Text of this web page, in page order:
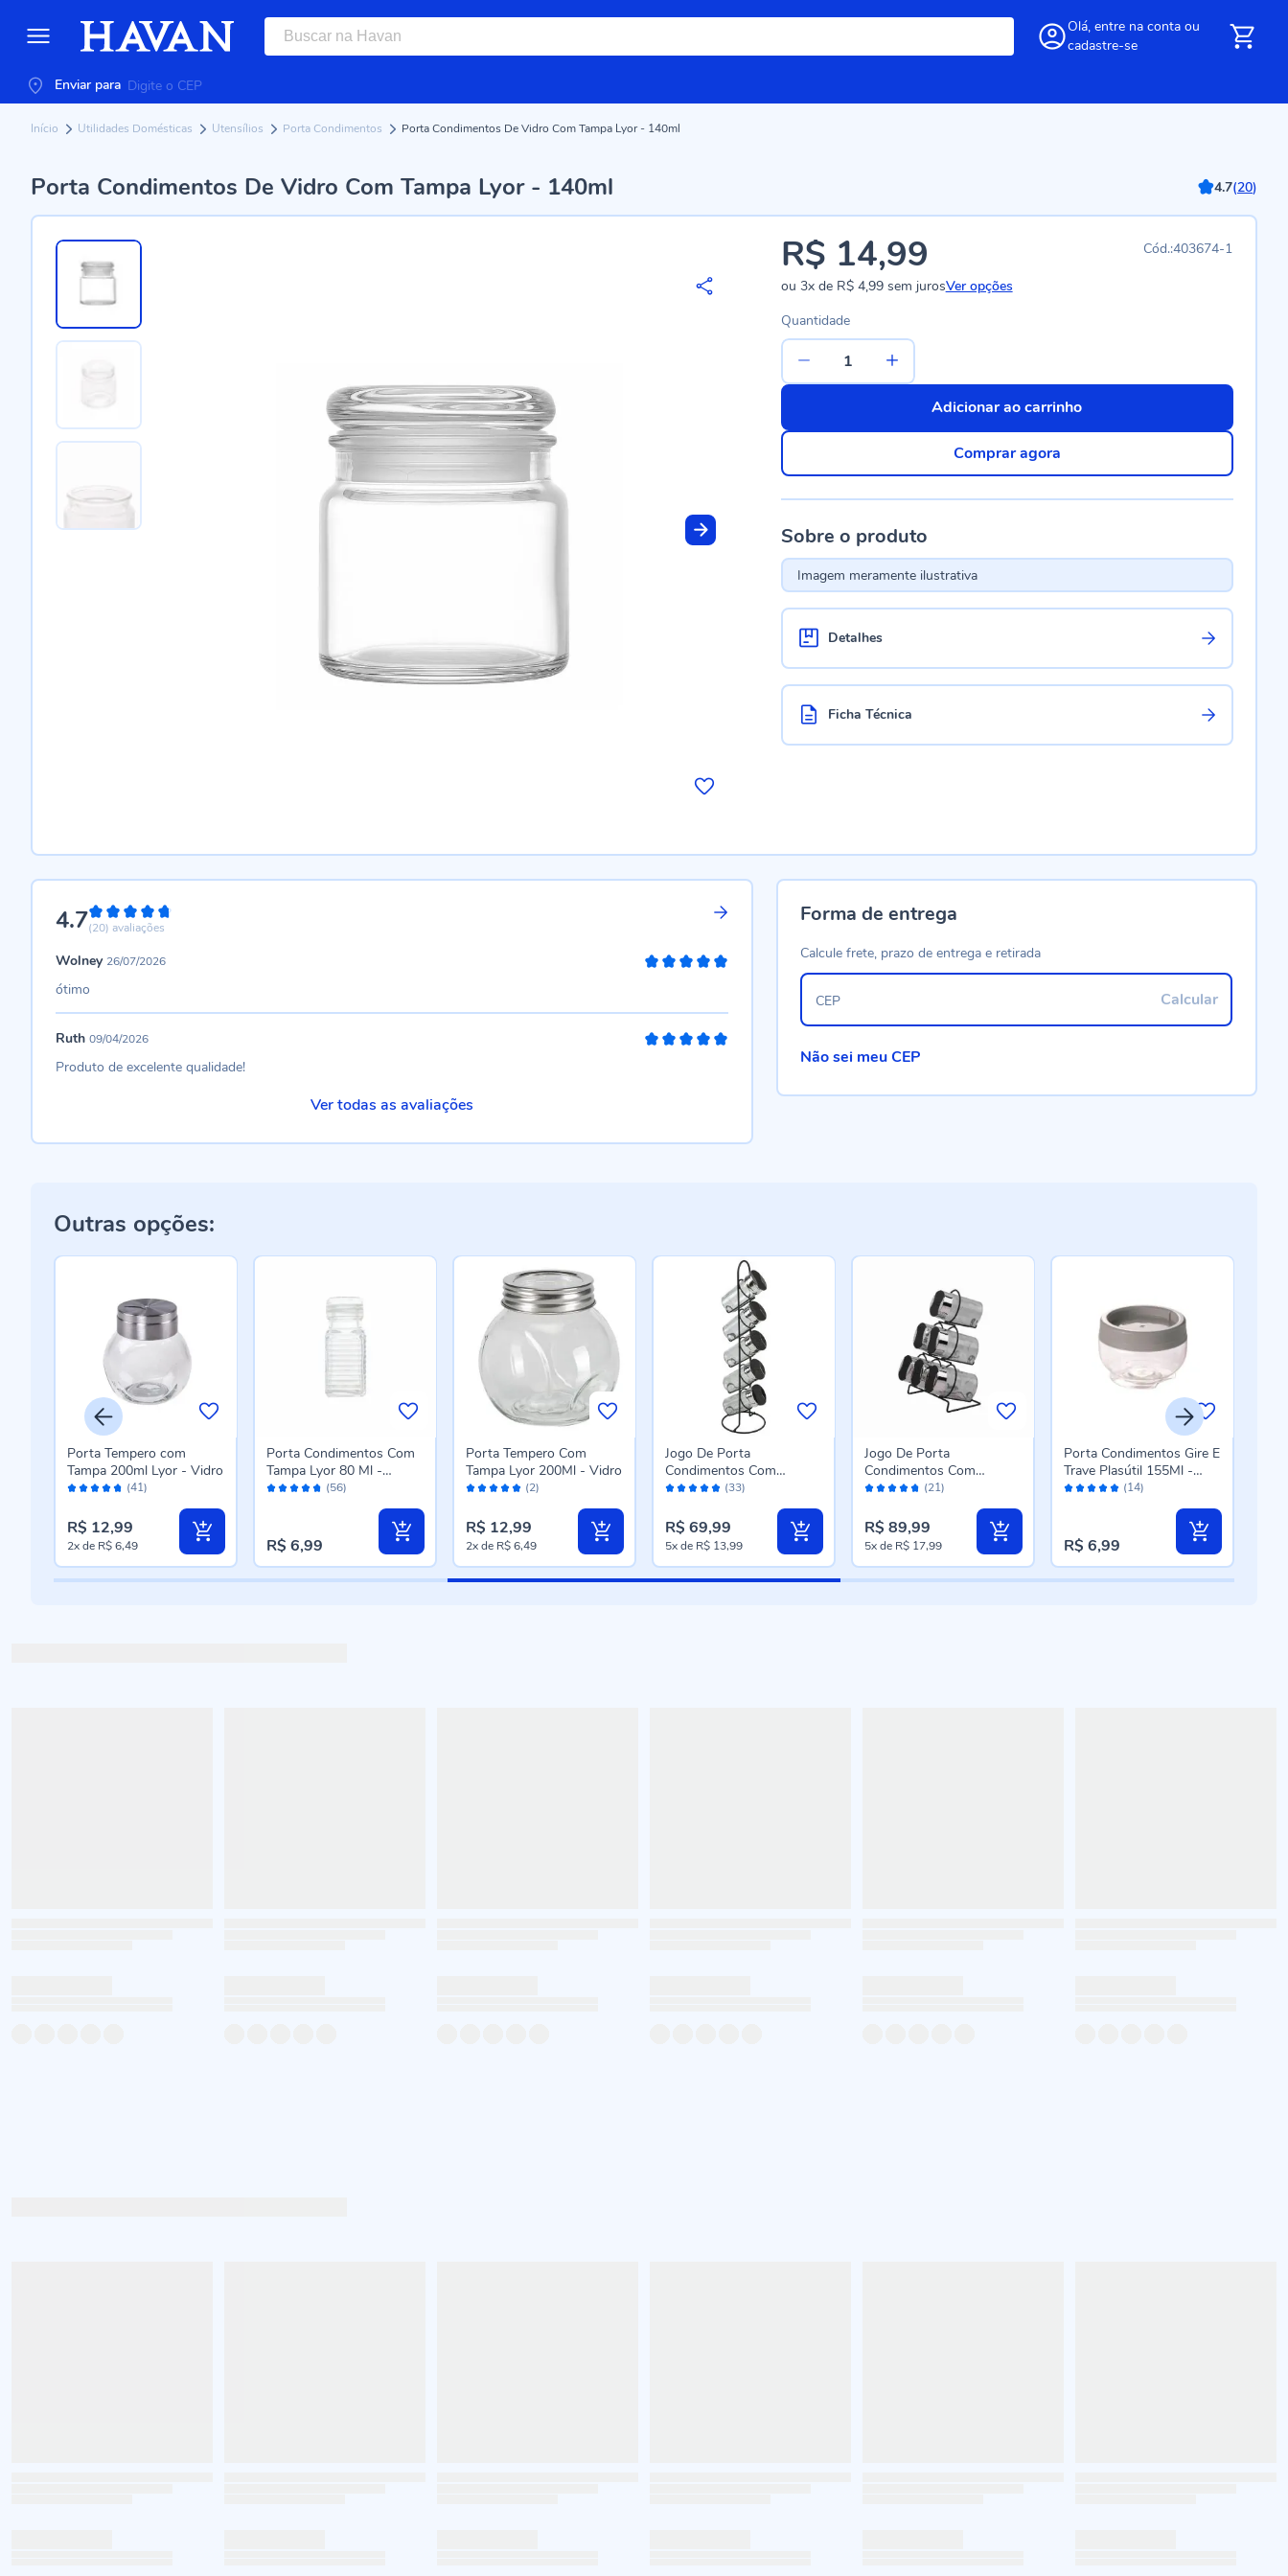
Olá, entre na conta ou
cadastre-se
Enviar para
Início Utilidades Domésticas Utensílios Porta Condimentos Porta Condimentos De Vidro Com Tampa Lyor - 140ml
Porta Condimentos De Vidro Com Tampa Lyor - 140ml 4.7(20)
403674-1
R$ 14,99
ou 3xde R$ 4,99sem jurosVer opções
Quantidade
Adicionar ao carrinho
Comprar agora
Sobre o produto
Imagem meramente ilustrativa
Detalhes
Ficha Técnica
4.794%
(20) avaliações
Wolney 26/07/2026
ótimo
Ruth 09/04/2026
Produto de excelente qualidade!
Ver todas as avaliações
Forma de entrega
Calcule frete, prazo de entrega e retirada
Calcular
CEP
Não sei meu CEP
Outras opções:
Avaliação: (41)
Porta Tempero com
Tampa 200ml Lyor - Vidro
R$ 12,99
2xde R$ 6,49
Avaliação: (56)
Porta Condimentos Com
Tampa Lyor 80 Ml -
Transparente
R$ 6,99
Avaliação: (2)
Porta Tempero Com
Tampa Lyor 200Ml - Vidro
R$ 12,99
2xde R$ 6,49
Avaliação: (33)
Jogo De Porta
Condimentos Com
Suporte Vertical Havan
Casa 5 Peças - Preto
R$ 69,99
5xde R$ 13,99
Avaliação: (21)
Jogo De Porta
Condimentos Com
Suporte Havan Casa
Pirâmide 6 Peças - Prata e
Preto
R$ 89,99
5xde R$ 17,99
Avaliação: (14)
Porta Condimentos Gire E
Trave Plasútil 155Ml -
Fendi
R$ 6,99